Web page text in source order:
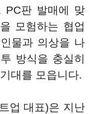
PC판 발매에 맞
모험하는 협업
물과 의상을 나
방식을 충실히
대를 모읍니다.
업 대표)은 지난